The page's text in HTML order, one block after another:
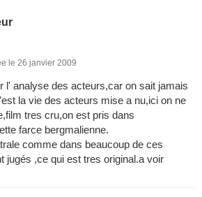
le 26 janvier 2009
l' analyse des acteurs,car on sait jamais
la vie des acteurs mise a nu,ici on ne
tres cru,on est pris dans
farce bergmalienne.
comme dans beaucoup de ces
jugés ,ce qui est tres original.a voir